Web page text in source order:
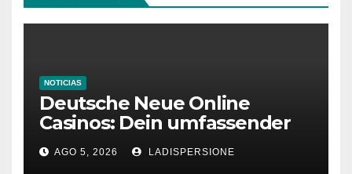
NOTICIAS
Deutsche Neue Online
Casinos: Dein umfassender
Ratgeber für moderne
Glücksspielplattformen
AGO 5, 2026 LADISPERSIONE